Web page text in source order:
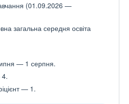
(01.09.2026 —
загальна середня освіта
— 1 серпня.
4.
— 1.